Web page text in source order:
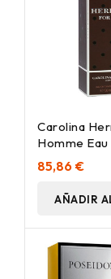
Carolina
Homme
Vaporizador
85,86 €
AÑADIR